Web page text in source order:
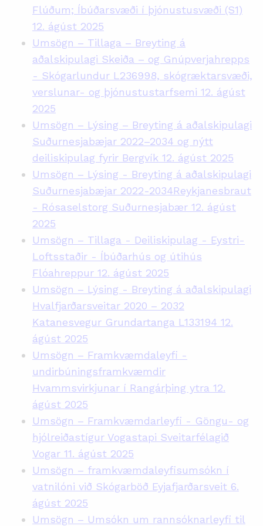
Flúðum; Íbúðarsvæði í þjónustusvæði (S1)
12. ágúst 2025
Umsögn – Tillaga – Breyting á
aðalskipulagi Skeiða – og Gnúpverjahrepps
- Skógarlundur L236998, skógræktarsvæði,
verslunar- og þjónustustarfsemi 12. ágúst
2025
Umsögn – Lýsing – Breyting á aðalskipulagi
Suðurnesjabæjar 2022–2034 og nýtt
deiliskipulag fyrir Bergvík 12. ágúst 2025
Umsögn – Lýsing - Breyting á aðalskipulagi
Suðurnesjabæjar 2022-2034Reykjanesbraut
- Rósaselstorg Suðurnesjabær 12. ágúst
2025
Umsögn – Tillaga - Deiliskipulag - Eystri-
Loftsstaðir - Íbúðarhús og útihús
Flóahreppur 12. ágúst 2025
Umsögn – Lýsing - Breyting á aðalskipulagi
Hvalfjarðarsveitar 2020 – 2032
Katanesvegur Grundartanga L133194 12.
ágúst 2025
Umsögn – Framkvæmdaleyfi -
undirbúningsframkvæmdir
Hvammsvirkjunar í Rangárþing ytra 12.
ágúst 2025
Umsögn – Framkvæmdarleyfi - Göngu- og
hjólreiðastígur Vogastapi Sveitarfélagið
Vogar 11. ágúst 2025
Umsögn – framkvæmdaleyfisumsókn í
vatnilóni við Skógarböð Eyjafjarðarsveit 6.
ágúst 2025
Umsögn – Umsókn um rannsóknarleyfi til